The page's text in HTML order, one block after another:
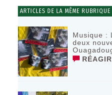
ARTICLES DE LA MÊME RUBRIQUE
Musique :
deux
RÉAGIR